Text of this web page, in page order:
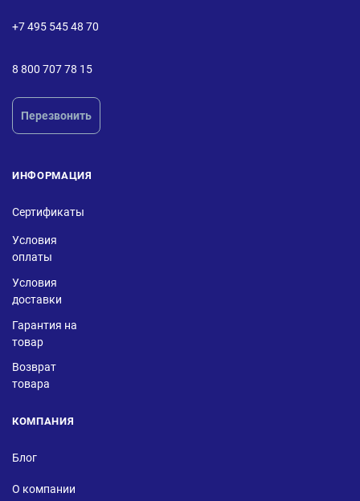
+7 495 545 48 70
8 800 707 78 15
Перезвонить
ИНФОРМАЦИЯ
Сертификаты
Условия
оплаты
Условия
доставки
Гарантия на
товар
Возврат
товара
КОМПАНИЯ
Блог
О компании